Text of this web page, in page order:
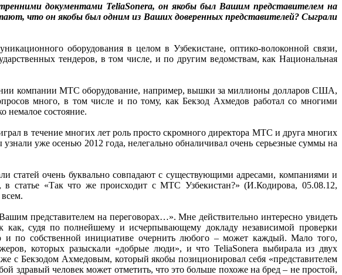
документами TeliaSonera, он якобы был Вашим представителем на
что он якобы был одним из Ваших доверенных представителей? Сыграли
оборудования в целом в Узбекистане, оптико-волоконной связи,
тендеров, в том числе, и по другим ведомствам, как Национальная
компании МТС оборудование, например, вышки за миллионы долларов США,
много, в том числе и по тому, как Бекзод Ахмедов работал со многими
немалое состояние.
в течение многих лет роль просто скромного директора МТС и друга многих
уже осенью 2012 года, нелегально обналичивал очень серьезные суммы на
статей очень буквально совпадают с существующими адресами, компаниями и
«Так что же происходит с МТС Узбекистан?» (И.Кодирова, 05.08.12,
представителем на переговорах…». Мне действительно интересно увидеть
как, судя по полнейшему и исчерпывающему докладу независимой проверки
по собственной инициативе очернить любого – может каждый. Мало того,
которых разыскали «добрые люди», и что TeliaSonera выбирала из двух
с Бекзодом Ахмедовым, который якобы позиционировал себя «представителем
здравый человек может отметить, что это больше похоже на бред – не простой,